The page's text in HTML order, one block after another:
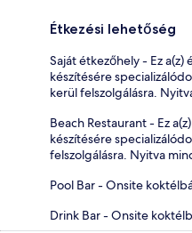
Étkezési lehetőség
Saját étkezőhely - Ez
készítésére
kerül felszolgálásra.
Beach Restaurant - Ez
készítésére
felszolgálásra. Nyitva
Pool Bar - Onsite
Drink Bar - Onsite